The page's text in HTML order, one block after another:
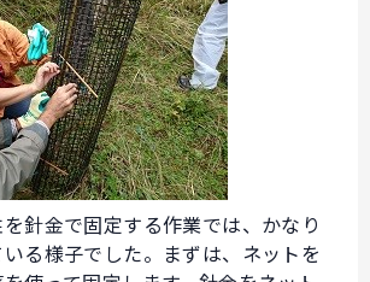
針金で固定する作業では、かなり
る様子でした。まずは、ネットを